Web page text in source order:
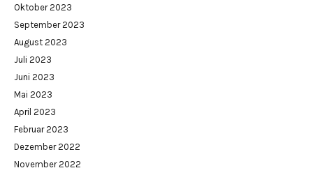
Oktober 2023
September 2023
August 2023
Juli 2023
Juni 2023
Mai 2023
April 2023
Februar 2023
Dezember 2022
November 2022